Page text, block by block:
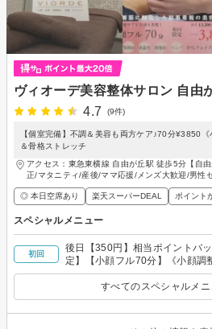
ヴィオーデ美容整体サロン 自由
4.7
(9件)
【個室完備】不調＆美容も両方ケア♪70分¥3850《
＆骨格ストレッチ
アクセス：東急東横線 自由が丘駅 徒歩5分【自
正/マタニティ/産後/ママ応援/メンズ大歓迎/男性
◎ 本日空席あり 楽天スーパーDEAL ポイント
スペシャルメニュー
初回
後日【350円】相当ポイントバ
定】【小顔フル70分】《小顔調
+顔脂肪分解+リンパ》通常
すべてのスペシャルメ